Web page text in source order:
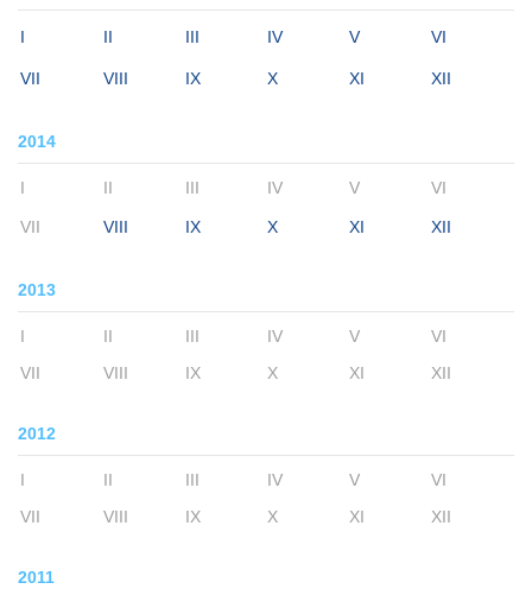
I II III IV V VI
VII VIII IX X XI XII
2014
I II III IV V VI
VII VIII IX X XI XII
2013
I II III IV V
VI
VII
VIII IX X XI XII
2012
I II III IV V
VI
VII
VIII IX X XI XII
2011